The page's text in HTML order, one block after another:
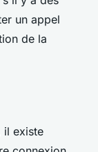
un appel
de la
il existe